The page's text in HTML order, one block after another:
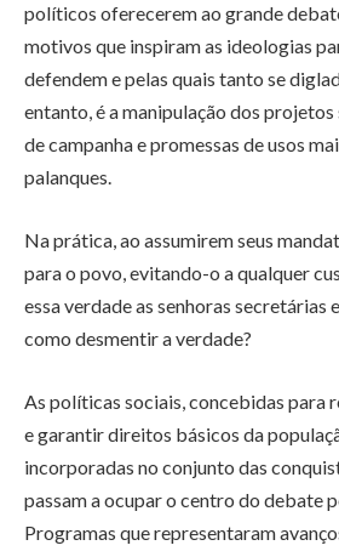
políticos oferecerem ao grande
motivos que inspiram as ideologias
defendem e pelas quais tanto se
entanto, é a manipulação dos
de campanha e promessas de usos
palanques.
Na prática, ao assumirem seus
para o povo, evitando-o a qualquer
essa verdade as senhoras secretárias
como desmentir a verdade?
As políticas sociais, concebidas para
e garantir direitos básicos da
incorporadas no conjunto das
passam a ocupar o centro do debate
Programas que representaram